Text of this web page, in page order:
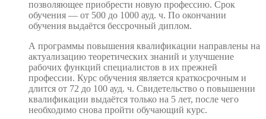
позволяющее приобрести новую профессию. Срок
обучения — от 500 до 1000 ауд. ч. По окончании
обучения выдаётся бессрочный диплом.
А программы повышения квалификации направлены на
актуализацию теоретических знаний и улучшение
рабочих функций специалистов в их прежней
профессии. Курс обучения является краткосрочным и
длится от 72 до 100 ауд. ч. Свидетельство о повышении
квалификации выдаётся только на 5 лет, после чего
необходимо снова пройти обучающий курс.